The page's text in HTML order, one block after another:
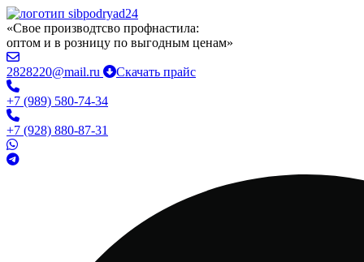
«Свое производтсво профнастила:
оптом и в розницу по выгодным ценам»
2828220@mail.ru Скачать прайс
+7 (989) 580-74-34
+7 (928) 880-87-31